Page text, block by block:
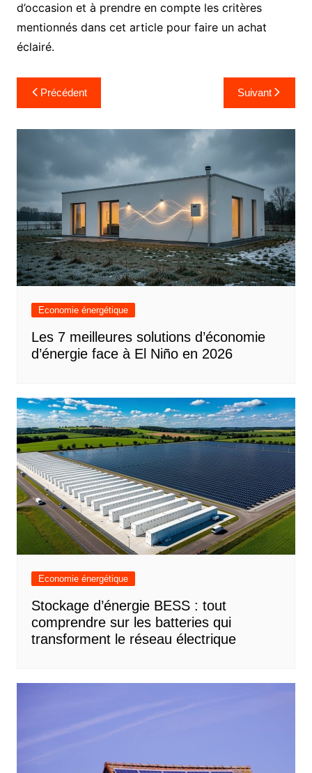
d’occasion et à prendre en compte les critères
mentionnés dans cet article pour faire un achat
éclairé.
Navigation
de
l’article
Précédent Suivant
Economie énergétique
Les 7 meilleures solutions d’économie
d’énergie face à El Niño en 2026
Economie énergétique
Stockage d’énergie BESS : tout
comprendre sur les batteries qui
transforment le réseau électrique